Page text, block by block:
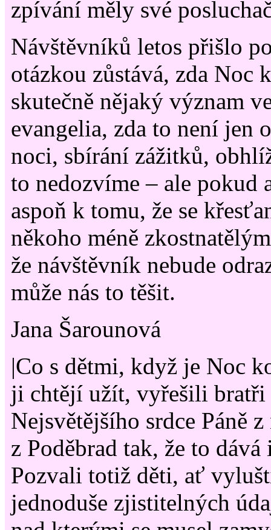
zpívání měly své
Návštěvníků letos přišlo
otázkou zůstává, zda Noc
skutečně nějaký význam
evangelia, zda to není jen
noci, sbírání zážitků,
to nedozvíme – ale pokud
aspoň k tomu, že se
někoho méně
že návštěvník nebude
může nás to těšit.
Jana Šarounová
|Co s dětmi, když je Noc
ji chtějí užít, vyřešili
Nejsvětějšího srdce Páně
z Poděbrad tak, že to
Pozvali totiž děti, ať
jednoduše zjistitelných